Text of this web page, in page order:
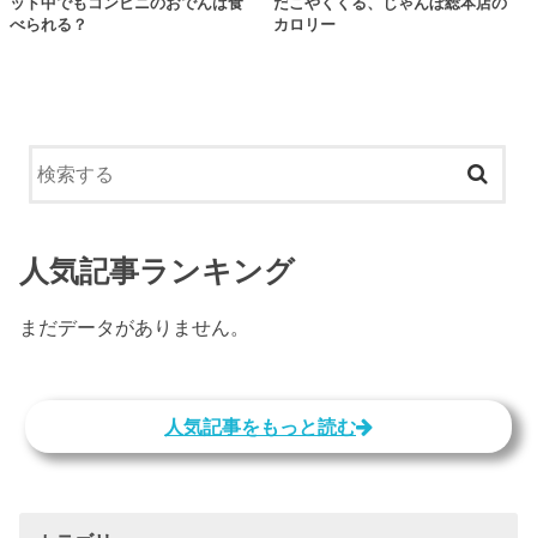
ット中でもコンビニのおでんは食
べられる？
だこやくくる、じゃんぼ総本店の
カロリー
人気記事ランキング
まだデータがありません。
人気記事をもっと読む